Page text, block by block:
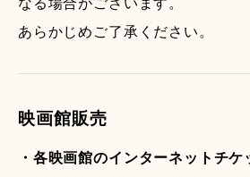
あらかじめご了承ください。
映画館販売
・各映画館のインターネットチ